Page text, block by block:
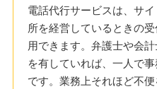
電話代行サービスは、サ
所を経営しているときの
用できます。弁護士や会
を有していれば、一人で
です。業務上それほど不